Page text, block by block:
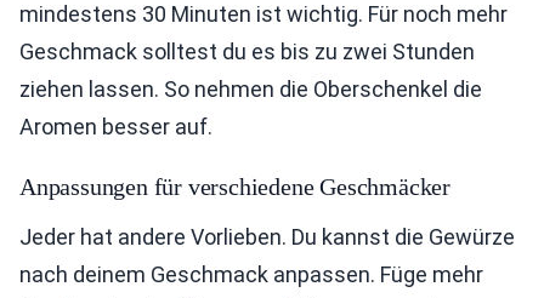
mindestens 30 Minuten ist wichtig. Für noch mehr
Geschmack solltest du es bis zu zwei Stunden
ziehen lassen. So nehmen die Oberschenkel die
Aromen besser auf.
Anpassungen für verschiedene Geschmäcker
Jeder hat andere Vorlieben. Du kannst die Gewürze
nach deinem Geschmack anpassen. Füge mehr